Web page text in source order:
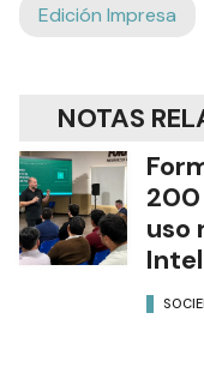
Edición Impresa
NOTAS
200
uso